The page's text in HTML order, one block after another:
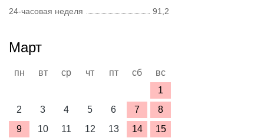
24-часовая неделя
91,2
Март
пн вт ср чт пт сб
вс
1
2
3 4 5 6 7
8
9
10 11 12 13 14
15